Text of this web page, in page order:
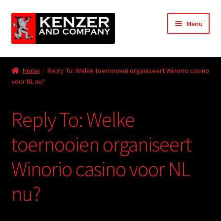
Skip
to
navigation
Skip
to
content
Menu
Home
child
KODT Magazine
Store
Cries from the Attic
Home
Reply To: Welke toernooien organiseert Winorio casino
voor NL nu?
Reply To: Welke
toernooien organiseert
Winorio casino voor NL
nu?